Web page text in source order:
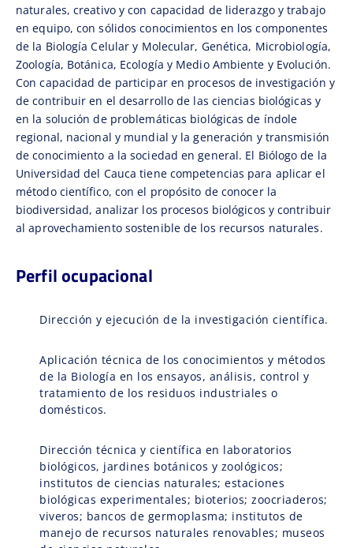
naturales, creativo y con capacidad de liderazgo y trabajo
en equipo, con sólidos conocimientos en los componentes
de la Biología Celular y Molecular, Genética, Microbiología,
Zoología, Botánica, Ecología y Medio Ambiente y Evolución.
Con capacidad de participar en procesos de investigación y
de contribuir en el desarrollo de las ciencias biológicas y
en la solución de problemáticas biológicas de índole
regional, nacional y mundial y la generación y transmisión
de conocimiento a la sociedad en general. El Biólogo de la
Universidad del Cauca tiene competencias para aplicar el
método científico, con el propósito de conocer la
biodiversidad, analizar los procesos biológicos y contribuir
al aprovechamiento sostenible de los recursos naturales.
Perfil ocupacional
Dirección y ejecución de la investigación científica.
Aplicación técnica de los conocimientos y métodos
de la Biología en los ensayos, análisis, control y
tratamiento de los residuos industriales o
domésticos.
Dirección técnica y científica en laboratorios
biológicos, jardines botánicos y zoológicos;
institutos de ciencias naturales; estaciones
biológicas experimentales; bioterios; zoocriaderos;
viveros; bancos de germoplasma; institutos de
manejo de recursos naturales renovables; museos